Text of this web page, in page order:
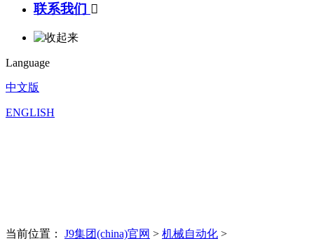
联系我们 
Language
中文版
ENGLISH
当前位置： J9集团(china)官网 > 机械自动化 >